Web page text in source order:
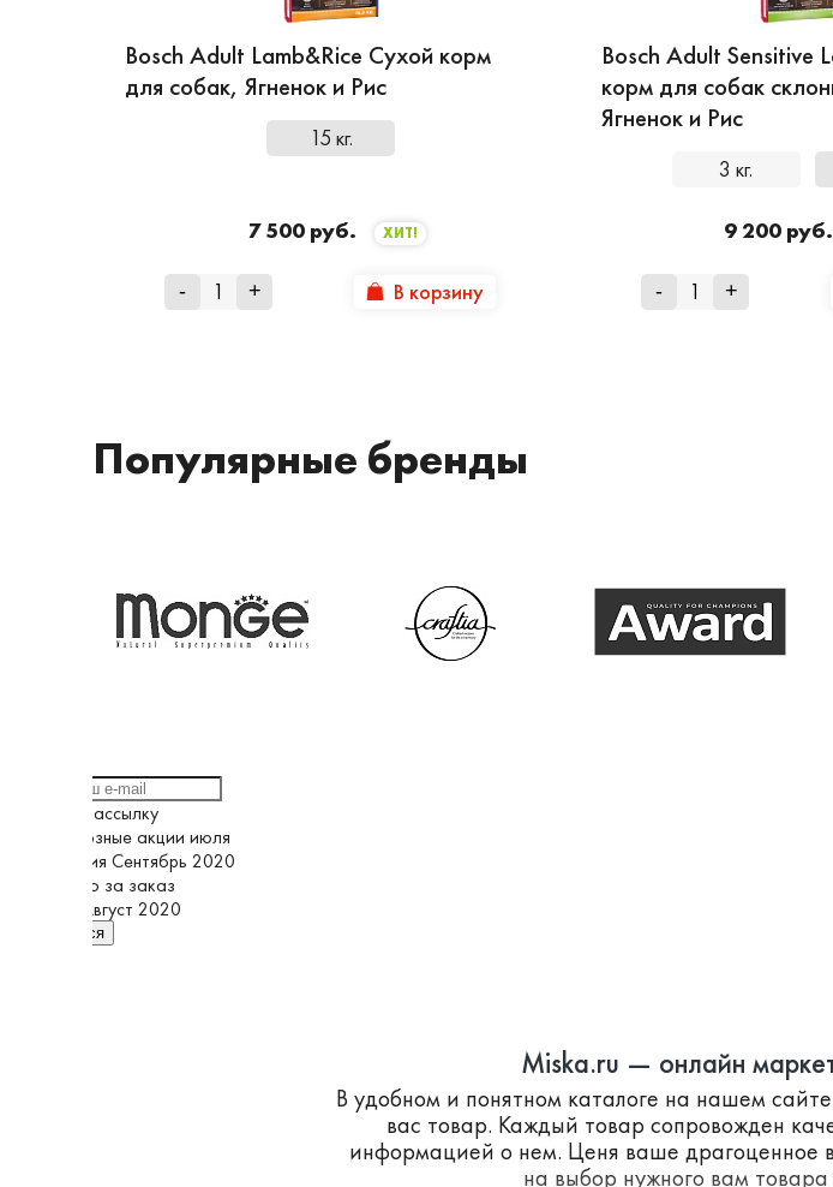
Bosch Adult Lamb&Rice Сухой корм
для собак, Ягненок и Рис
15 кг.
7 500 руб. ХИТ!
- + В корзину
Bosch Adult Sensitive
корм для собак
Ягненок и Рис
3 кг.
9 200 руб.
- +
Популярные бренды
Выберите рассылку
Грандиозные акции июля
Кампания Сентябрь 2020
Спасибо за заказ
Супер Август 2020
Подписаться
Miska.ru — онлайн
В удобном и понятном каталоге на нашем
вас товар. Каждый товар сопровожден
информацией о нем. Ценя ваше драгоценное
на выбор нужного вам